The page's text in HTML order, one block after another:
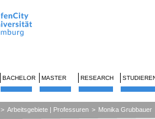
BACHELOR MASTER RESEARCH
> Arbeitsgebiete | Professuren > Monika Grubbauer